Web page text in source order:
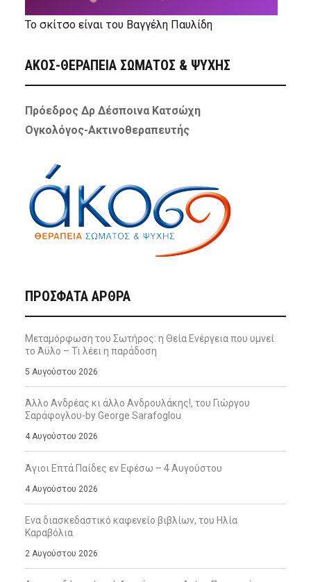
Το σκίτσο είναι του Βαγγέλη Παυλίδη
ΑΚΟΣ-ΘΕΡΑΠΕΙΑ ΣΩΜΑΤΟΣ & ΨΥΧΗΣ
Πρόεδρος Δρ Δέσποινα Κατσώχη
Ογκολόγος-Ακτινοθεραπευτής
ΠΡΌΣΦΑΤΑ ΆΡΘΡΑ
Μεταμόρφωση του Σωτήρος: η Θεία Ενέργεια που υμνεί
το Άϋλο – Τι λέει η παράδοση
5 Αυγούστου 2026
Άλλο Ανδρέας κι άλλο Ανδρουλάκης!, του Γιώργου
Σαράφογλου-by George Sarafoglou
4 Αυγούστου 2026
Άγιοι Επτά Παίδες εν Εφέσω – 4 Αυγούστου
4 Αυγούστου 2026
Ενα διασκεδαστικό καφενείο βιβλίων, του Ηλία
Καραβόλια
2 Αυγούστου 2026